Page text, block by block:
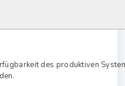
des produktiven